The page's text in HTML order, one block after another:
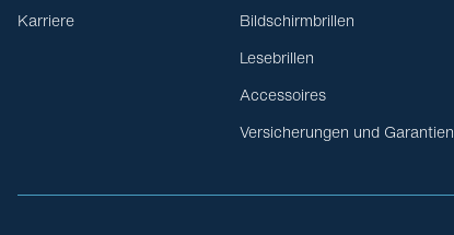
Karriere
Bildschirmbrillen
Lesebrillen
Accessoires
Versicherungen und Garantien